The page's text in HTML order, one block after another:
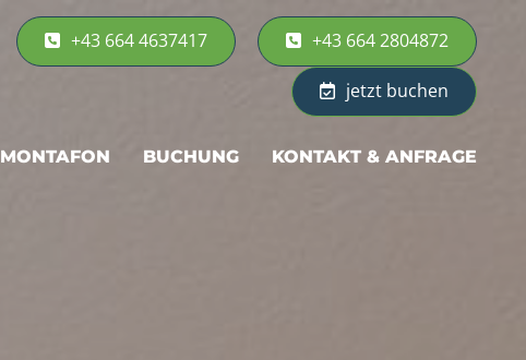
+43 664 2804872
+43 664 4637417
jetzt buchen
MONTAFON BUCHUNG KONTAKT & ANFRAGE